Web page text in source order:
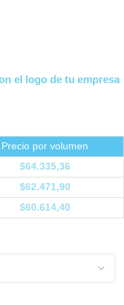
el logo de tu empresa
Precio por volumen
$64.335,36
$62.471,90
$60.614,40